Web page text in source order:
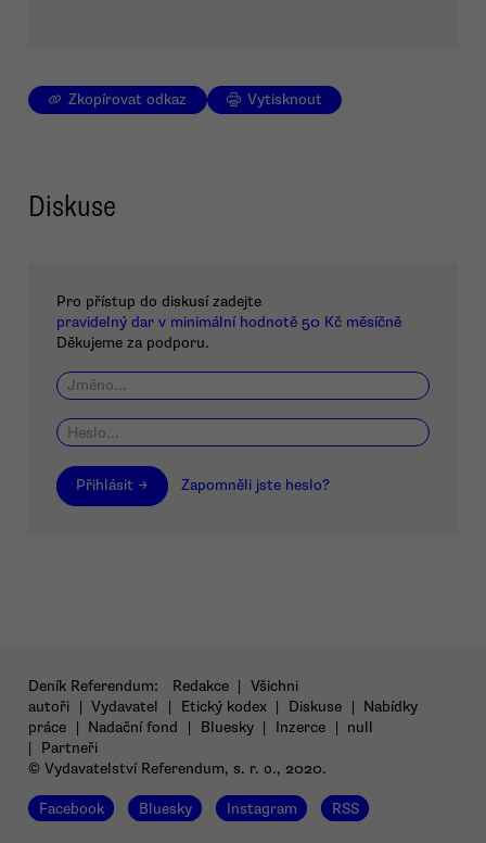
Zkopírovat odkaz Vytisknout
Diskuse
Pro přístup do diskusí zadejte
pravidelný dar v minimální hodnotě 50 Kč měsíčně
Děkujeme za podporu.
Přihlásit → Zapomněli jste heslo?
Deník Referendum: Redakce | Všichni
autoři | Vydavatel | Etický kodex | Diskuse | Nabídky
práce | Nadační fond | Bluesky | Inzerce | null
|
Partneři
© Vydavatelství Referendum, s. r. o., 2020.
Facebook Bluesky Instagram RSS